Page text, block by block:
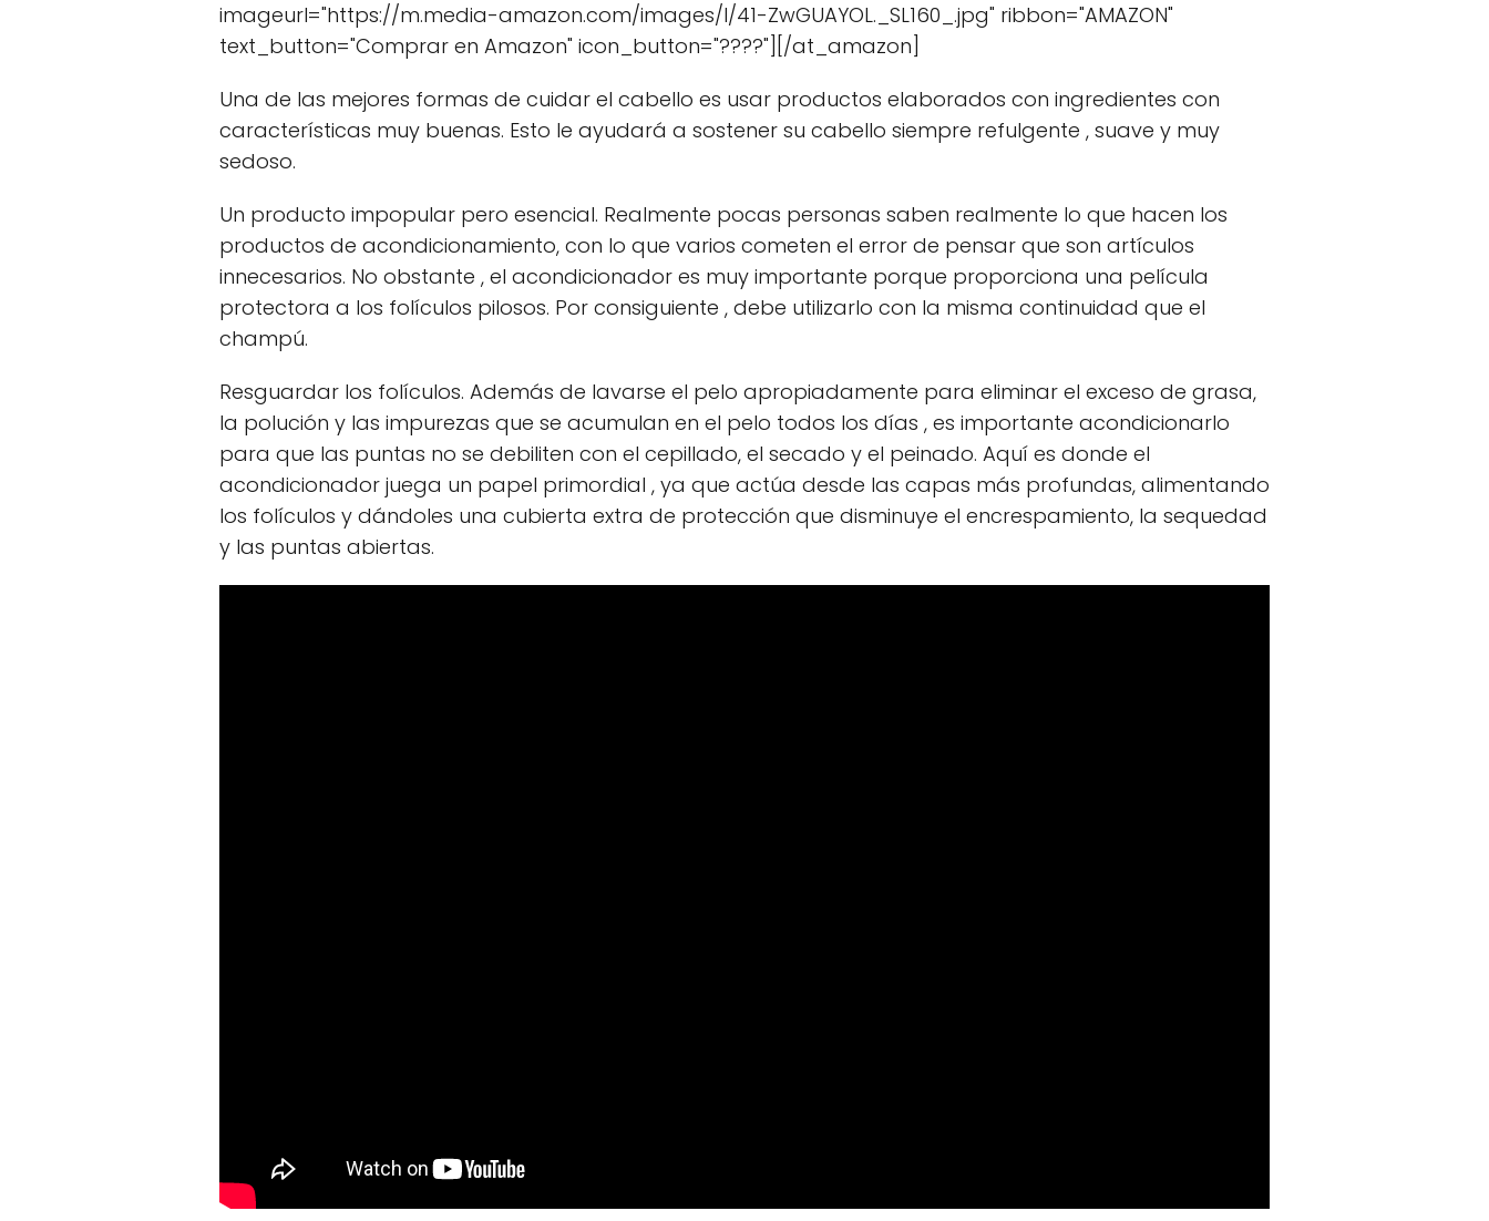
imageurl="https://m.media-amazon.com/images/I/41-ZwGUAYOL._SL160_.jpg" ribbon="AMAZON"
text_button="Comprar en Amazon" icon_button="????"][/at_amazon]
Una de las mejores formas de cuidar el cabello es usar productos elaborados con ingredientes con
características muy buenas. Esto le ayudará a sostener su cabello siempre refulgente , suave y muy
sedoso.
Un producto impopular pero esencial. Realmente pocas personas saben realmente lo que hacen los
productos de acondicionamiento, con lo que varios cometen el error de pensar que son artículos
innecesarios. No obstante , el acondicionador es muy importante porque proporciona una película
protectora a los folículos pilosos. Por consiguiente , debe utilizarlo con la misma continuidad que el
champú.
Resguardar los folículos. Además de lavarse el pelo apropiadamente para eliminar el exceso de grasa,
la polución y las impurezas que se acumulan en el pelo todos los días , es importante acondicionarlo
para que las puntas no se debiliten con el cepillado, el secado y el peinado. Aquí es donde el
acondicionador juega un papel primordial , ya que actúa desde las capas más profundas, alimentando
los folículos y dándoles una cubierta extra de protección que disminuye el encrespamiento, la sequedad
y las puntas abiertas.